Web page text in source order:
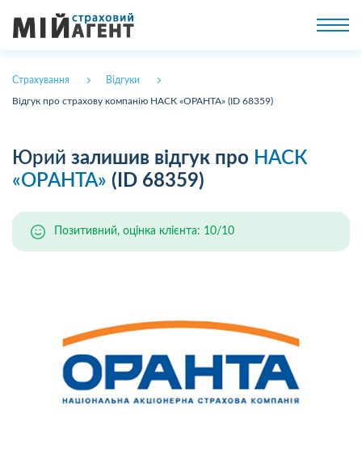
Страхування Відгуки
Відгук про страхову компанію НАСК «ОРАНТА» (ID 68359)
Юрий залишив відгук про НАСК
«ОРАНТА» (ID 68359)
Позитивний, оцінка клієнта: 10/10